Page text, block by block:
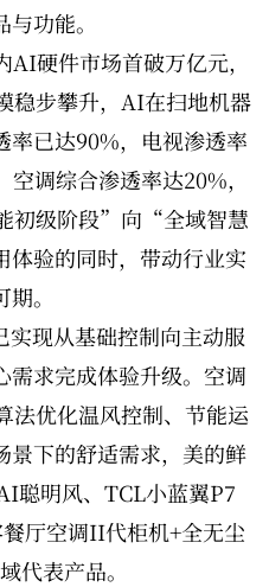
功能。
硬件市场首破万亿元，
稳步攀升，AI在扫地机器
率已达90%，电视渗透率
调综合渗透率达20%，
初级阶段”向“全域智慧
验的同时，带动行业实
。
现从基础控制向主动服
需求完成体验升级。空调
法优化温风控制、节能运
景下的舒适需求，美的鲜
聪明风、TCL小蓝翼P7
厅空调II代柜机+全无尘
代表产品。